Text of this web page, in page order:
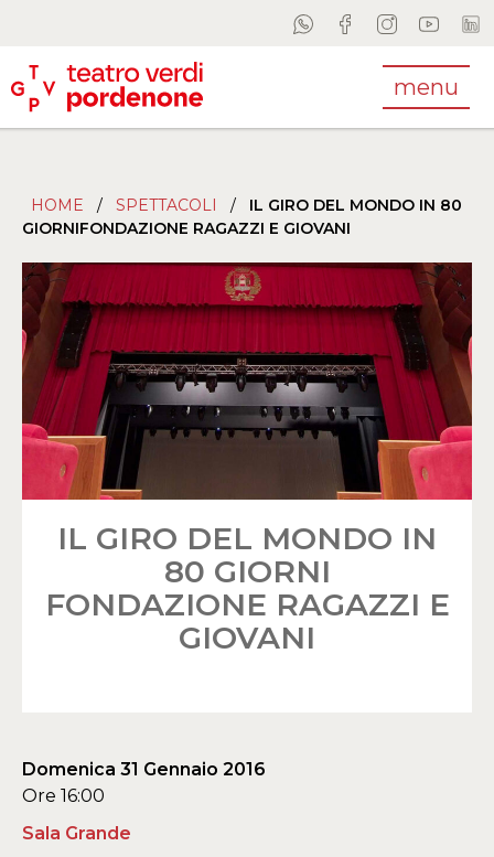
menu
HOME / SPETTACOLI /
IL GIRO DEL MONDO IN 80
GIORNIFONDAZIONE RAGAZZI E GIOVANI
IL GIRO DEL MONDO IN
80 GIORNI
FONDAZIONE RAGAZZI E
GIOVANI
Domenica 31 Gennaio 2016
Ore 16:00
Sala Grande